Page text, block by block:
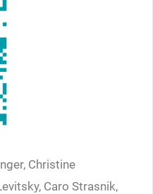
Christine
Caro Strasnik,